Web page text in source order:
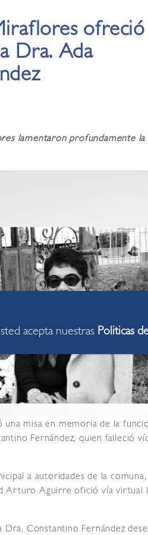
ofreció
Dra. Ada
lamentaron profundamente
misa en memoria de la
Fernández, quien falleció
a autoridades de la
Arturo Aguirre ofició vía virtual
Constantino Fernández
acepta nuestras Politicas